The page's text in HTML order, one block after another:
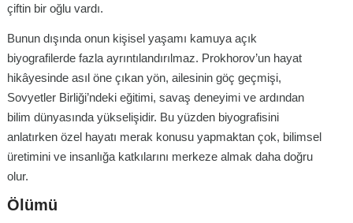
çiftin bir oğlu vardı.
Bunun dışında onun kişisel yaşamı kamuya açık
biyografilerde fazla ayrıntılandırılmaz. Prokhorov’un hayat
hikâyesinde asıl öne çıkan yön, ailesinin göç geçmişi,
Sovyetler Birliği’ndeki eğitimi, savaş deneyimi ve ardından
bilim dünyasında yükselişidir. Bu yüzden biyografisini
anlatırken özel hayatı merak konusu yapmaktan çok, bilimsel
üretimini ve insanlığa katkılarını merkeze almak daha doğru
olur.
Ölümü